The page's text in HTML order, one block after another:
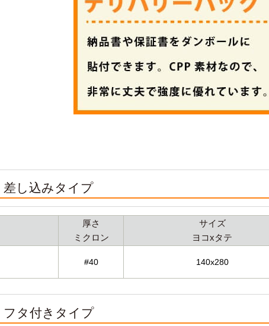
し込みタイプ
厚さ
ミクロン
サイズ
ヨコxタテ
#40 140x280
タ付きタイプ